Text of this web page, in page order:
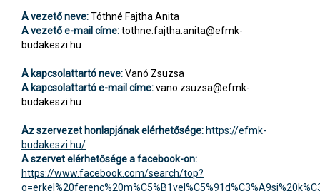
A vezető neve:Tóthné Fajtha Anita
A vezető e-mail címe:tothne.fajtha.anita@efmk-
budakeszi.hu
A kapcsolattartó neve:Vanó Zsuzsa
A kapcsolattartó e-mail címe:vano.zsuzsa@efmk-
budakeszi.hu
Az szervezet honlapjának elérhetősége: https://efmk-
budakeszi.hu/
A szervet elérhetősége a facebook-on:
https://www.facebook.com/search/top?